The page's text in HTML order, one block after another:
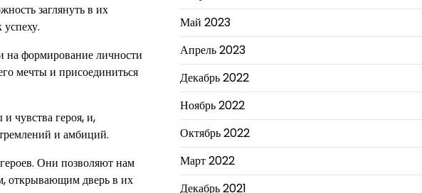
заглянуть в их
на формирование личности
мечты и присоединиться
чувства героя, и,
и амбиций.
Они позволяют нам
открывающим дверь в их
Май 2023
Апрель 2023
Декабрь 2022
Ноябрь 2022
Октябрь 2022
Март 2022
Декабрь 2021